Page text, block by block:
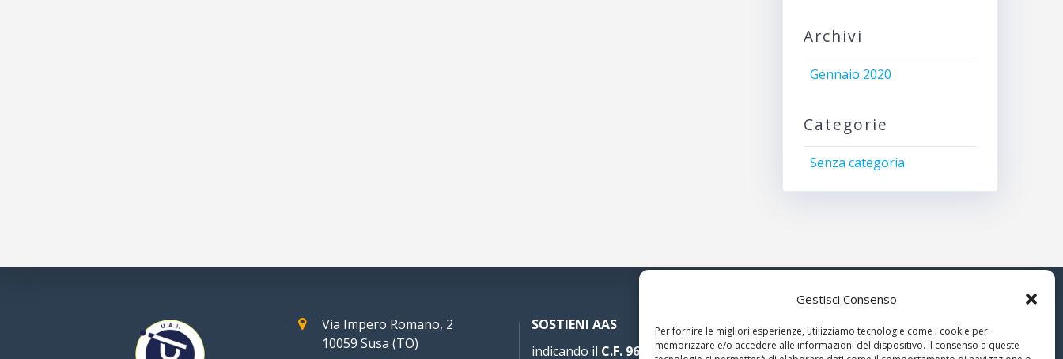
Gestisci Consenso
Per fornire le migliori esperienze, utilizziamo tecnologie come i cookie per
memorizzare e/o accedere alle informazioni del dispositivo. Il consenso a queste
Archivi
Gennaio 2020
Categorie
Senza categoria
Via Impero Romano, 2
10059 Susa (TO)
SOSTIENI AAS
indicando il C.F. 96020930010nella
© 2026 Associazione Astrofili
Segusini